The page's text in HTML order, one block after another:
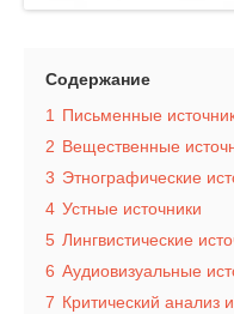
Содержание
1 Письменные
2 Вещественные
3 Этнографические
4 Устные источники
5 Лингвистические
6 Аудиовизуальные
7 Критический анализ